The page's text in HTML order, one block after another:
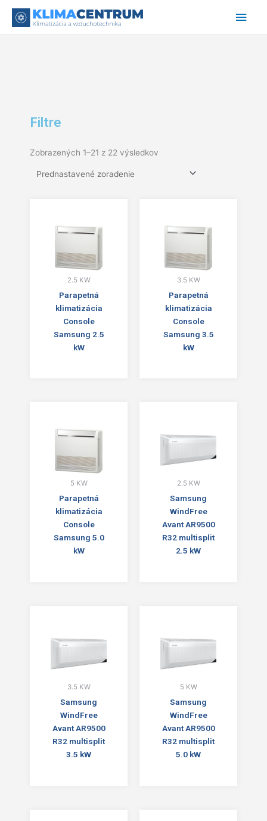
Filtre
Zobrazených 1–21 z 22 výsledkov
2.5 KW
Parapetná
klimatizácia
Console
Samsung 2.5
kW
3.5 KW
Parapetná
klimatizácia
Console
Samsung 3.5
kW
5 KW
Parapetná
klimatizácia
Console
Samsung 5.0
kW
2.5 KW
Samsung
WindFree
Avant AR9500
R32 multisplit
2.5 kW
3.5 KW
Samsung
WindFree
Avant AR9500
R32 multisplit
3.5 kW
5 KW
Samsung
WindFree
Avant AR9500
R32 multisplit
5.0 kW